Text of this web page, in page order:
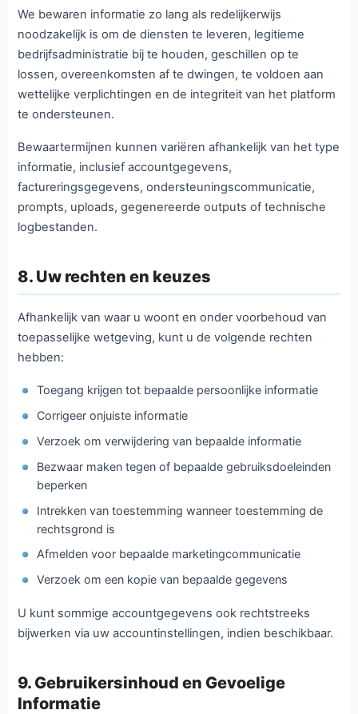
We bewaren informatie zo lang als redelijkerwijs
noodzakelijk is om de diensten te leveren, legitieme
bedrijfsadministratie bij te houden, geschillen op te
lossen, overeenkomsten af te dwingen, te voldoen aan
wettelijke verplichtingen en de integriteit van het platform
te ondersteunen.
Bewaartermijnen kunnen variëren afhankelijk van het type
informatie, inclusief accountgegevens,
factureringsgegevens, ondersteuningscommunicatie,
prompts, uploads, gegenereerde outputs of technische
logbestanden.
8. Uw rechten en keuzes
Afhankelijk van waar u woont en onder voorbehoud van
toepasselijke wetgeving, kunt u de volgende rechten
hebben:
Toegang krijgen tot bepaalde persoonlijke informatie
Corrigeer onjuiste informatie
Verzoek om verwijdering van bepaalde informatie
Bezwaar maken tegen of bepaalde gebruiksdoeleinden
beperken
Intrekken van toestemming wanneer toestemming de
rechtsgrond is
Afmelden voor bepaalde marketingcommunicatie
Verzoek om een kopie van bepaalde gegevens
U kunt sommige accountgegevens ook rechtstreeks
bijwerken via uw accountinstellingen, indien beschikbaar.
9. Gebruikersinhoud en Gevoelige
Informatie